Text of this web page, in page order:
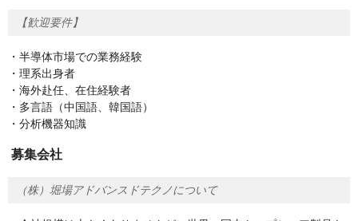
【歓迎要件】
・半導体市場での業務経験
・理系出身者
・海外赴任、在住経験者
・多言語（中国語、韓国語）
・分析機器知識
募集会社
（株）堀場アドバンスドテクノについて